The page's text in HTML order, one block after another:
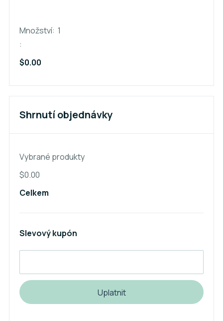
Množství: 1
:
$0.00
Shrnutí objednávky
Vybrané produkty
$0.00
Celkem
Slevový kupón
Uplatnit